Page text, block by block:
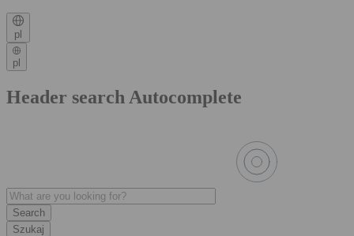
pl
pl
Header search Autocomplete
Szukaj